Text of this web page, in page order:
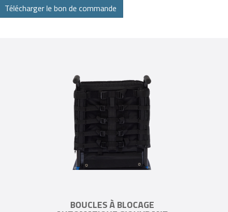
BOUCLES À BLOCAGE
AUTOMATIQUE S’OUVRANT
ET SE REFERMANT FACILEMENT.